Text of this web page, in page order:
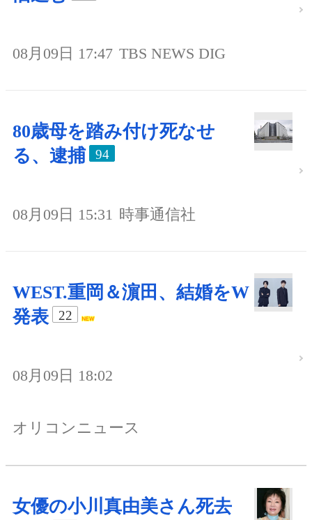
08月09日 17:47 TBS NEWS DIG
80歳母を踏み付け死なせ
る、逮捕
94
08月09日 15:31 時事通信社
WEST.重岡＆濵田、結婚をW
発表
22
08月09日 18:02
オリコンニュース
女優の小川真由美さん死去